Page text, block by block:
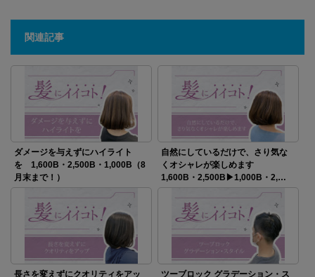
関連記事
ダメージを与えずにハイライト
を 1,600B・2,500B・1,000B（8
月末まで！）
自然にしているだけで、さり気な
くオシャレが楽しめます
1,600B・2,500B▶1,000B・2,…
長さを変えずにクオリティをアッ ツーブロック グラデーション・ス